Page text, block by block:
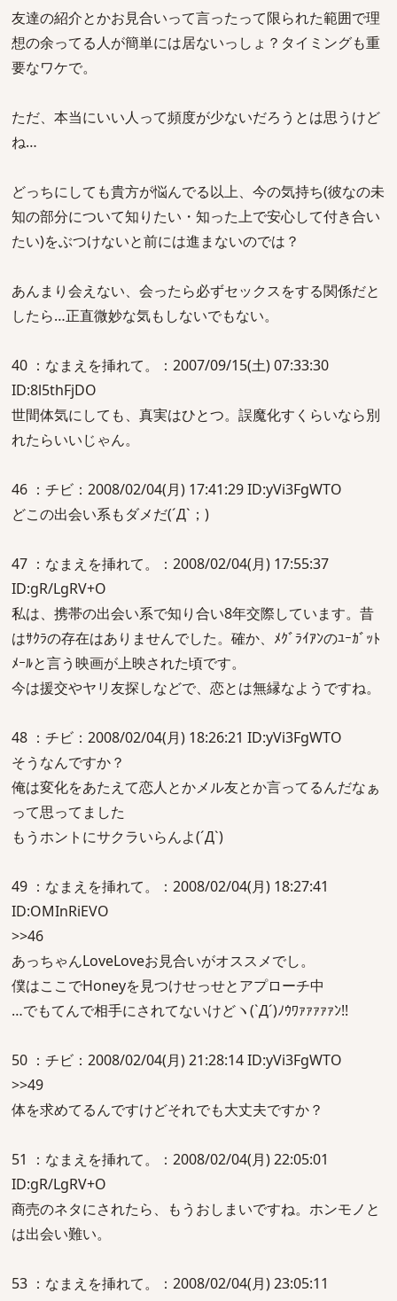
友達の紹介とかお見合いって言ったって限られた範囲で理
想の余ってる人が簡単には居ないっしょ？タイミングも重
要なワケで。
ただ、本当にいい人って頻度が少ないだろうとは思うけど
ね…
どっちにしても貴方が悩んでる以上、今の気持ち(彼なの未
知の部分について知りたい・知った上で安心して付き合い
たい)をぶつけないと前には進まないのでは？
あんまり会えない、会ったら必ずセックスをする関係だと
したら…正直微妙な気もしないでもない。
40 ：なまえを挿れて。：2007/09/15(土) 07:33:30
ID:8l5thFjDO
世間体気にしても、真実はひとつ。誤魔化すくらいなら別
れたらいいじゃん。
46 ：チビ：2008/02/04(月) 17:41:29 ID:yVi3FgWTO
どこの出会い系もダメだ(´Д`；)
47 ：なまえを挿れて。：2008/02/04(月) 17:55:37
ID:gR/LgRV+O
私は、携帯の出会い系で知り合い8年交際しています。昔
はｻｸﾗの存在はありませんでした。確か、ﾒｸﾞﾗｲｱﾝのﾕｰｶﾞｯﾄ
ﾒｰﾙと言う映画が上映された頃です。
今は援交やヤリ友探しなどで、恋とは無縁なようですね。
48 ：チビ：2008/02/04(月) 18:26:21 ID:yVi3FgWTO
そうなんですか？
俺は変化をあたえて恋人とかメル友とか言ってるんだなぁ
って思ってました
もうホントにサクラいらんよ(´Д`)
49 ：なまえを挿れて。：2008/02/04(月) 18:27:41
ID:OMInRiEVO
>>46
あっちゃんLoveLoveお見合いがオススメでし。
僕はここでHoneyを見つけせっせとアプローチ中
…でもてんで相手にされてないけどヽ(`Д´)ﾉｳﾜｧｧｧｧｧﾝ!!
50 ：チビ：2008/02/04(月) 21:28:14 ID:yVi3FgWTO
>>49
体を求めてるんですけどそれでも大丈夫ですか？
51 ：なまえを挿れて。：2008/02/04(月) 22:05:01
ID:gR/LgRV+O
商売のネタにされたら、もうおしまいですね。ホンモノと
は出会い難い。
53 ：なまえを挿れて。：2008/02/04(月) 23:05:11